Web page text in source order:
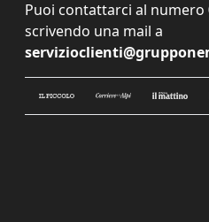
Puoi contattarci al numero
scrivendo una mail a